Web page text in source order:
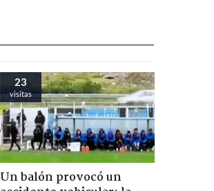
23
visitas
Un balón provocó un